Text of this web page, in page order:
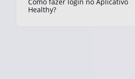
Healthy?